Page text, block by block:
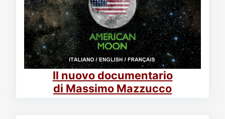
Il nuovo documentario
di Massimo Mazzucco